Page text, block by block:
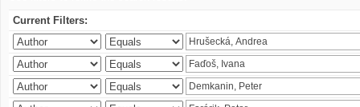
Current Filters: